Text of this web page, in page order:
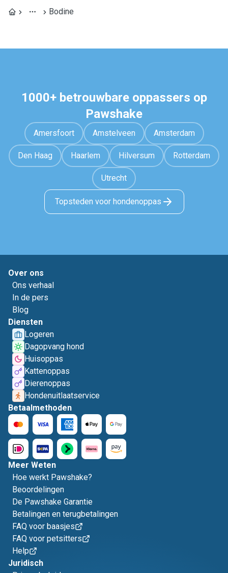
Bodine
1000+ betrouwbare oppassers op
Pawshake
Amersfoort Amstelveen Amsterdam
Den Haag Haarlem Hilversum Rotterdam
Utrecht
Topsteden voor hondenoppas
Over ons
Ons verhaal
In de pers
Blog
Diensten
Logeren
Dagopvang hond
Huisoppas
Kattenoppas
Dierenoppas
Hondenuitlaatservice
Betaalmethoden
Meer Weten
Hoe werkt Pawshake?
Beoordelingen
De Pawshake Garantie
Betalingen en terugbetalingen
FAQ voor baasjes
FAQ voor petsitters
Help
Juridisch